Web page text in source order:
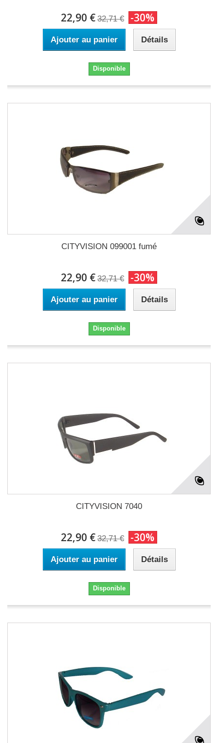
22,90 € 32,71 € -30%
Ajouter au panier Détails
Disponible
CITYVISION 099001 fumé
22,90 € 32,71 € -30%
Ajouter au panier Détails
Disponible
CITYVISION 7040
22,90 € 32,71 € -30%
Ajouter au panier Détails
Disponible